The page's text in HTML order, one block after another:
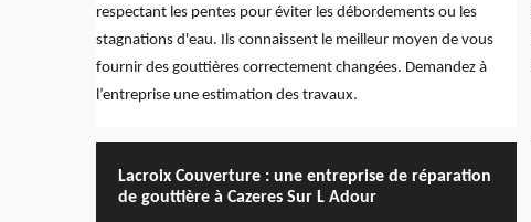
respectant les pentes pour éviter les débordements ou les
stagnations d'eau. Ils connaissent le meilleur moyen de vous
fournir des gouttières correctement changées. Demandez à
l’entreprise une estimation des travaux.
Lacroix Couverture : une entreprise de réparation
de gouttière à Cazeres Sur L Adour